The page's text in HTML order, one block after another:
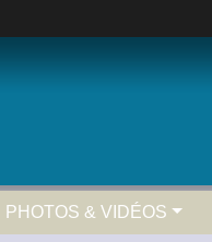
PHOTOS & VIDÉOS